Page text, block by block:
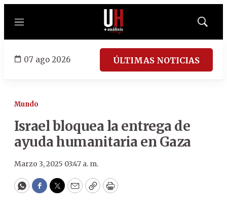
Menú
Mostrar
07 ago 2026 ÚLTIMAS NOTICIAS
Mundo
Israel bloquea la entrega de
ayuda humanitaria en Gaza
Marzo 3, 2025 03:47 a. m.
WhatsApp
Facebook
Twitter
EmailCopyPrint